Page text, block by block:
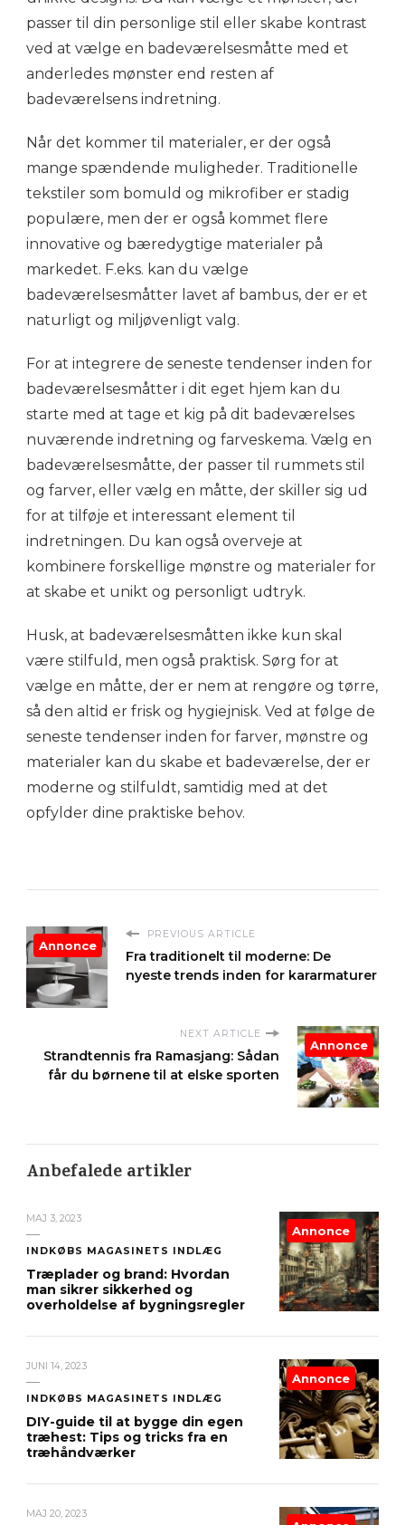
passer til din personlige stil eller skabe kontrast
ved at vælge en badeværelsesmåtte med et
anderledes mønster end resten af
badeværelsens indretning.
Når det kommer til materialer, er der også
mange spændende muligheder. Traditionelle
tekstiler som bomuld og mikrofiber er stadig
populære, men der er også kommet flere
innovative og bæredygtige materialer på
markedet. F.eks. kan du vælge
badeværelsesmåtter lavet af bambus, der er et
naturligt og miljøvenligt valg.
For at integrere de seneste tendenser inden for
badeværelsesmåtter i dit eget hjem kan du
starte med at tage et kig på dit badeværelses
nuværende indretning og farveskema. Vælg en
badeværelsesmåtte, der passer til rummets stil
og farver, eller vælg en måtte, der skiller sig ud
for at tilføje et interessant element til
indretningen. Du kan også overveje at
kombinere forskellige mønstre og materialer for
at skabe et unikt og personligt udtryk.
Husk, at badeværelsesmåtten ikke kun skal
være stilfuld, men også praktisk. Sørg for at
vælge en måtte, der er nem at rengøre og tørre,
så den altid er frisk og hygiejnisk. Ved at følge de
seneste tendenser inden for farver, mønstre og
materialer kan du skabe et badeværelse, der er
moderne og stilfuldt, samtidig med at det
opfylder dine praktiske behov.
PREVIOUS ARTICLE
Fra traditionelt til moderne: De
nyeste trends inden for kararmaturer
Annonce
NEXT ARTICLE
Strandtennis fra Ramasjang: Sådan
får du børnene til at elske sporten
Annonce
Anbefalede artikler
MAJ 3, 2023
INDKØBS MAGASINETS INDLÆG
Træplader og brand: Hvordan
man sikrer sikkerhed og
overholdelse af bygningsregler
Annonce
JUNI 14, 2023
INDKØBS MAGASINETS INDLÆG
DIY-guide til at bygge din egen
træhest: Tips og tricks fra en
træhåndværker
Annonce
MAJ 20, 2023